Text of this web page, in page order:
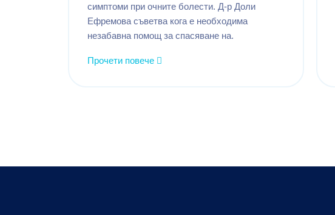
симптоми при очните болести. Д-р Доли
Ефремова съветва кога е необходима
незабавна помощ за спасяване на.
Прочети повече